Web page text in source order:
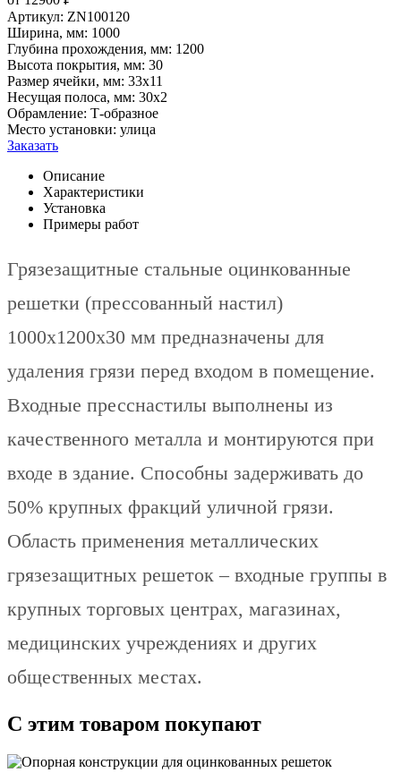
Артикул: ZN100120
Ширина, мм: 1000
Глубина прохождения, мм: 1200
Высота покрытия, мм: 30
Размер ячейки, мм: 33х11
Несущая полоса, мм: 30х2
Обрамление: Т-образное
Место установки: улица
Заказать
Описание
Характеристики
Установка
Примеры работ
Грязезащитные стальные оцинкованные
решетки (прессованный настил)
1000х1200х30 мм предназначены для
удаления грязи перед входом в помещение.
Входные пресснастилы выполнены из
качественного металла и монтируются при
входе в здание. Способны задерживать до
50% крупных фракций уличной грязи.
Область применения металлических
грязезащитных решеток – входные группы в
крупных торговых центрах, магазинах,
медицинских учреждениях и других
общественных местах.
С этим товаром покупают